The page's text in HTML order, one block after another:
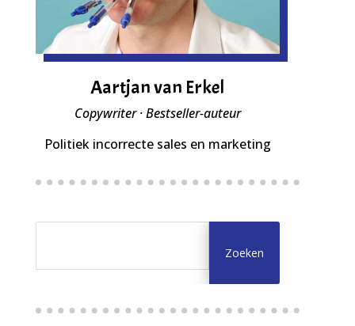
Aartjan van Erkel
Copywriter · Bestseller-auteur
Politiek incorrecte sales en marketing